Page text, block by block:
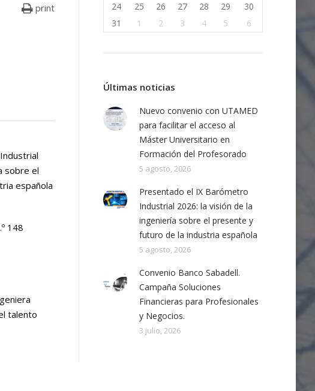
print
sobre el
española
148
talento
24
25 26 27 28 29
30
31
1 2 3 4 5 6
Últimas noticias
Nuevo convenio con UTAMED
para facilitar el acceso al
Máster Universitario en
Formación del Profesorado
5 agosto, 2026
Presentado el IX Barómetro
Industrial 2026: la visión de la
ingeniería sobre el presente y
futuro de la industria española
5 agosto, 2026
Convenio Banco Sabadell.
Campaña Soluciones
Financieras para Profesionales
y Negocios.
3 julio, 2026